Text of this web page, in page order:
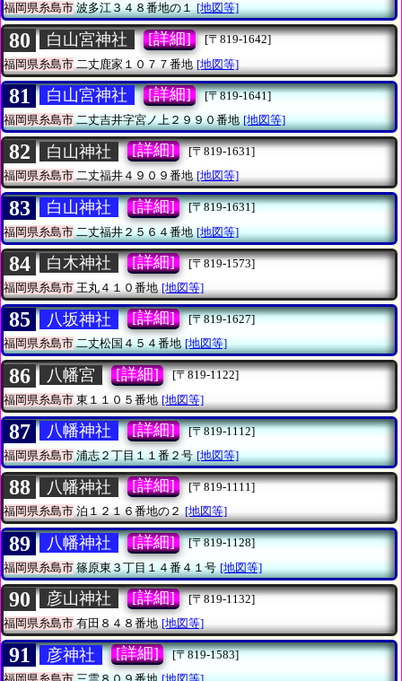
福岡県糸島市波多江３４８番地の１ [地図等]
80 白山宮神社 [詳細]
[〒819-1642]
福岡県糸島市 二丈鹿家１０７７番地 [地図等]
81 白山宮神社 [詳細]
[〒819-1641]
福岡県糸島市二丈吉井字宮ノ上２９９０番地 [地図等]
82 白山神社 [詳細]
[〒819-1631]
福岡県糸島市二丈福井４９０９番地 [地図等]
83 白山神社 [詳細]
[〒819-1631]
福岡県糸島市二丈福井２５６４番地 [地図等]
84 白木神社 [詳細]
[〒819-1573]
福岡県糸島市 王丸４１０番地 [地図等]
85 八坂神社 [詳細]
[〒819-1627]
福岡県糸島市二丈松国４５４番地 [地図等]
86 八幡宮 [詳細]
[〒819-1122]
福岡県糸島市 東１１０５番地 [地図等]
87 八幡神社 [詳細]
[〒819-1112]
福岡県糸島市浦志２丁目１１番２号 [地図等]
88 八幡神社 [詳細]
[〒819-1111]
福岡県糸島市泊１２１６番地の２ [地図等]
89 八幡神社 [詳細]
[〒819-1128]
福岡県糸島市篠原東３丁目１４番４１号 [地図等]
90 彦山神社 [詳細]
[〒819-1132]
福岡県糸島市 有田８４８番地 [地図等]
91 彦神社 [詳細]
[〒819-1583]